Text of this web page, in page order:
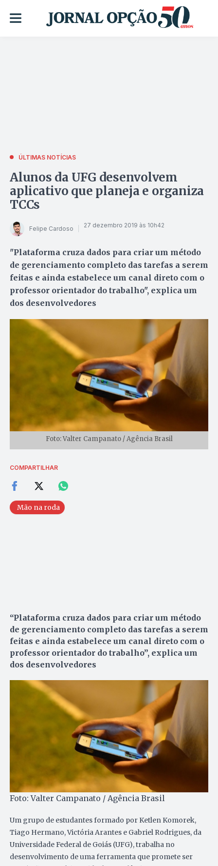
ÚLTIMAS NOTÍCIAS
Alunos da UFG desenvolvem
aplicativo que planeja e organiza
TCCs
Felipe Cardoso 27 dezembro 2019 às 10h42
"Plataforma cruza dados para criar um método
de gerenciamento completo das tarefas a serem
feitas e ainda estabelece um canal direto com o
professor orientador do trabalho", explica um
dos desenvolvedores
Foto: Valter Campanato / Agência Brasil
COMPARTILHAR
Mão na roda
“Plataforma cruza dados para criar um método
de gerenciamento completo das tarefas a serem
feitas e ainda estabelece um canal direto com o
professor orientador do trabalho”, explica um
dos desenvolvedores
Foto: Valter Campanato / Agência Brasil
Um grupo de estudantes formado por Ketlen Komorek,
Tiago Hermano, Victória Arantes e Gabriel Rodrigues, da
Universidade Federal de Goiás (UFG), trabalha no
desenvolvimento de uma ferramenta que promete ser